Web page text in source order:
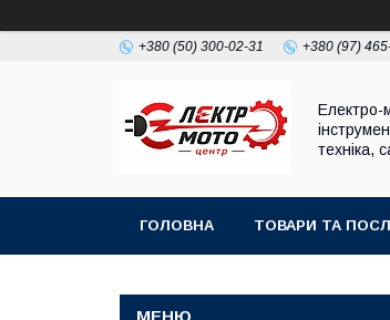
+380 (50) 300-02-31 +380 (97)
Електро-
техніка,
ГОЛОВНА ТОВАРИ ТА